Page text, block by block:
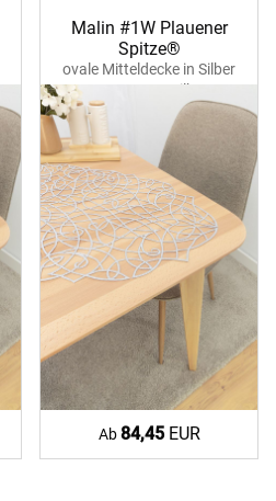
Malin #1W Plauener
Spitze®
ovale Mitteldecke in Silber
39371 ecru-silber
Ab84,45EUR